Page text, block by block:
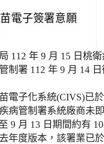
電子簽署意願
112 年 9 月 15 日桃
制署 112 年 9 月 14
電子化系統(CIVS)已
病管制署系統廠商未
9 月 13 日期間約有
年度版本，該署業已